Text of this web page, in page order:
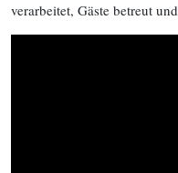
verarbeitet, Gäste betreut